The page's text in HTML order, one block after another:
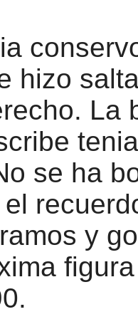
hizo
La
se ha
y